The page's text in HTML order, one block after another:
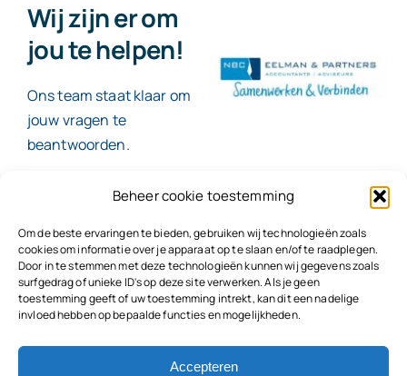
Beheer cookie toestemming
Om de beste ervaringen te bieden, gebruiken wij technologieën zoals
cookies om informatie over je apparaat op te slaan en/of te raadplegen.
Door in te stemmen met deze technologieën kunnen wij gegevens zoals
surfgedrag of unieke ID's op deze site verwerken. Als je geen
toestemming geeft of uw toestemming intrekt, kan dit een nadelige
invloed hebben op bepaalde functies en mogelijkheden.
Accepteren
Wij zijn er om
jou te helpen!
Ons team staat klaar om
jouw vragen te
beantwoorden.
Contact
© 2026NBC Eelman & Partners |KvK: 78187591
Algemene voorwaarden|Disclaimer | Copyright |